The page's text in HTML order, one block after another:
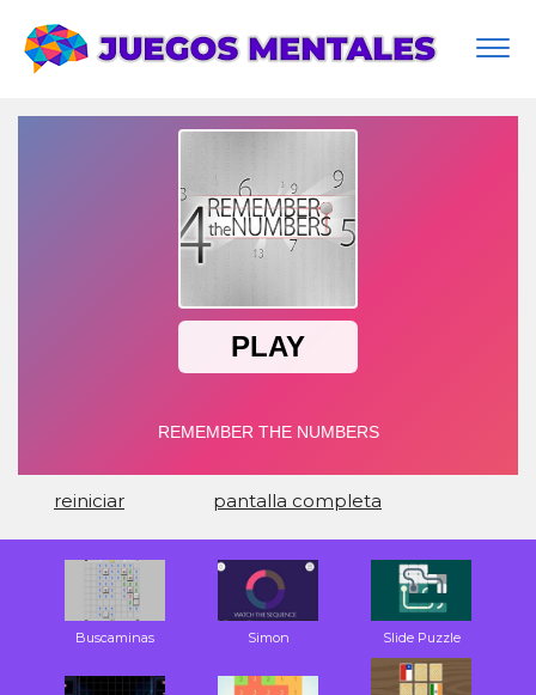
reiniciar pantalla completa
Buscaminas Simon Slide Puzzle